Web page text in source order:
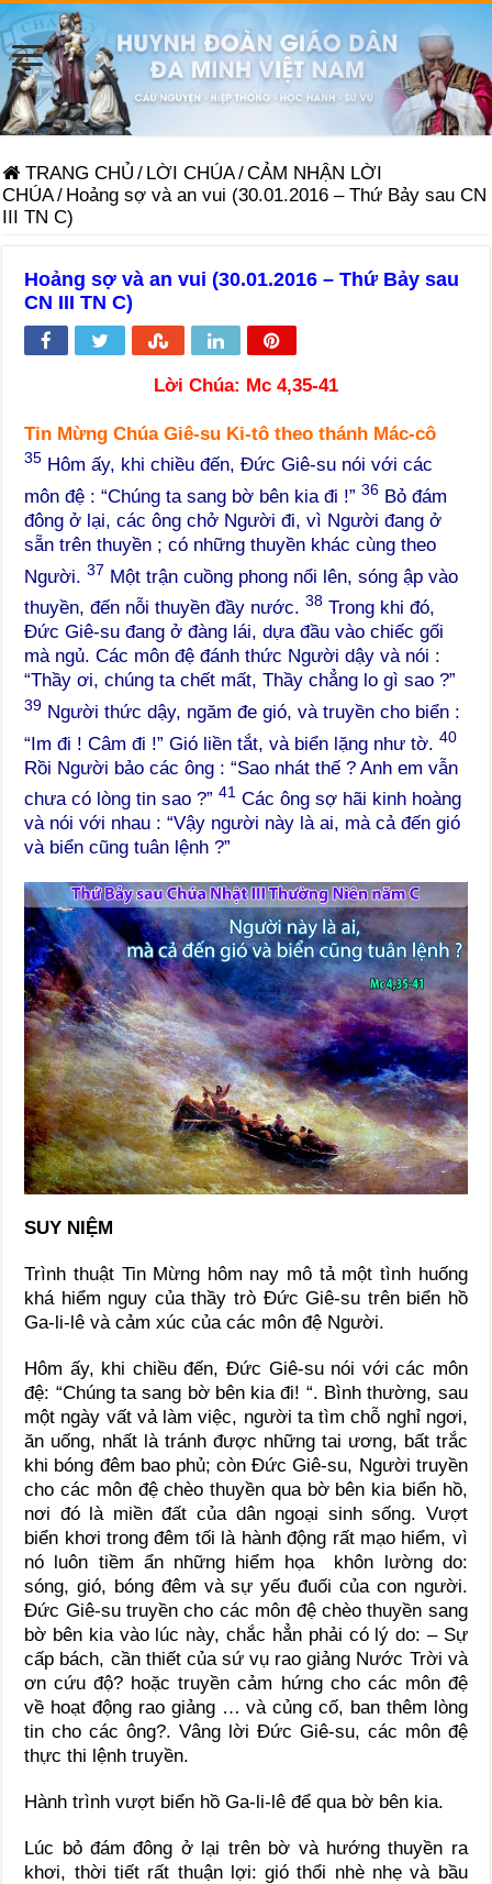
TRANG CHỦ / LỜI CHÚA/CẢM NHẬN LỜI
CHÚA/ Hoảng sợ và an vui (30.01.2016 – Thứ Bảy sau CN
III TN C)
Hoảng sợ và an vui (30.01.2016 – Thứ Bảy sau
CN III TN C)
Lời Chúa: Mc 4,35-41
Tin Mừng Chúa Giê-su Ki-tô theo thánh Mác-cô
35 Hôm ấy, khi chiều đến, Đức Giê-su nói với các
môn đệ : “Chúng ta sang bờ bên kia đi !”36 Bỏ đám
đông ở lại, các ông chở Người đi, vì Người đang ở
sẵn trên thuyền ; có những thuyền khác cùng theo
Người.37 Một trận cuồng phong nổi lên, sóng ập vào
thuyền, đến nỗi thuyền đầy nước.38 Trong khi đó,
Đức Giê-su đang ở đàng lái, dựa đầu vào chiếc gối
mà ngủ. Các môn đệ đánh thức Người dậy và nói :
“Thầy ơi, chúng ta chết mất, Thầy chẳng lo gì sao ?”
39 Người thức dậy, ngăm đe gió, và truyền cho biển :
“Im đi ! Câm đi !” Gió liền tắt, và biển lặng như tờ.40
Rồi Người bảo các ông : “Sao nhát thế ? Anh em vẫn
chưa có lòng tin sao ?”41 Các ông sợ hãi kinh hoàng
và nói với nhau : “Vậy người này là ai, mà cả đến gió
và biển cũng tuân lệnh ?”
SUY NIỆM
Trình thuật Tin Mừng hôm nay mô tả một tình huống
khá hiểm nguy của thầy trò Đức Giê-su trên biển hồ
Ga-li-lê và cảm xúc của các môn đệ Người.
Hôm ấy, khi chiều đến, Đức Giê-su nói với các môn
đệ: “Chúng ta sang bờ bên kia đi! “. Bình thường, sau
một ngày vất vả làm việc, người ta tìm chỗ nghỉ ngơi,
ăn uống, nhất là tránh được những tai ương, bất trắc
khi bóng đêm bao phủ; còn Đức Giê-su, Người truyền
cho các môn đệ chèo thuyền qua bờ bên kia biển hồ,
nơi đó là miền đất của dân ngoại sinh sống. Vượt
biển khơi trong đêm tối là hành động rất mạo hiểm, vì
nó luôn tiềm ẩn những hiểm họa khôn lường do:
sóng, gió, bóng đêm và sự yếu đuối của con người.
Đức Giê-su truyền cho các môn đệ chèo thuyền sang
bờ bên kia vào lúc này, chắc hẳn phải có lý do: – Sự
cấp bách, cần thiết của sứ vụ rao giảng Nước Trời và
ơn cứu độ? hoặc truyền cảm hứng cho các môn đệ
về hoạt động rao giảng … và củng cố, ban thêm lòng
tin cho các ông?. Vâng lời Đức Giê-su, các môn đệ
thực thi lệnh truyền.
Hành trình vượt biển hồ Ga-li-lê để qua bờ bên kia.
Lúc bỏ đám đông ở lại trên bờ và hướng thuyền ra
khơi, thời tiết rất thuận lợi: gió thổi nhè nhẹ và bầu